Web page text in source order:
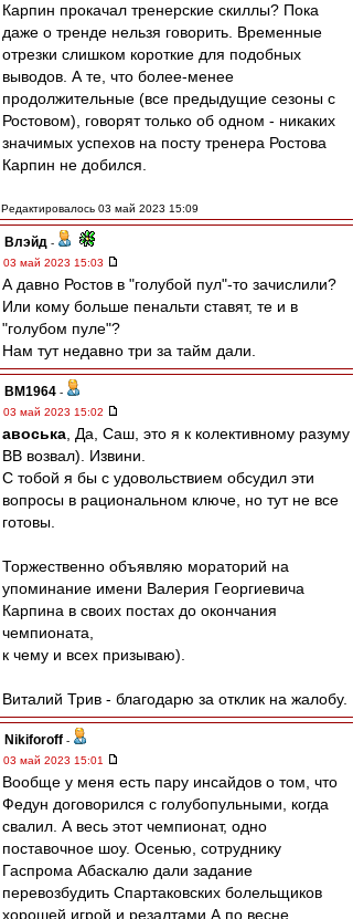
Карпин прокачал тренерские скиллы? Пока
даже о тренде нельзя говорить. Временные
отрезки слишком короткие для подобных
выводов. А те, что более-менее
продолжительные (все предыдущие сезоны с
Ростовом), говорят только об одном - никаких
значимых успехов на посту тренера Ростова
Карпин не добился.
Редактировалось 03 май 2023 15:09
Влэйд -
03 май 2023 15:03
А давно Ростов в "голубой пул"-то зачислили?
Или кому больше пенальти ставят, те и в
"голубом пуле"?
Нам тут недавно три за тайм дали.
BM1964 -
03 май 2023 15:02
авоська , Да, Саш, это я к колективному разуму
ВВ возвал). Извини.
С тобой я бы с удовольствием обсудил эти
вопросы в рациональном ключе, но тут не все
готовы.
Торжественно объявляю мораторий на
упоминание имени Валерия Георгиевича
Карпина в своих постах до окончания
чемпионата,
к чему и всех призываю).
Виталий Трив - благодарю за отклик на жалобу.
Nikiforoff -
03 май 2023 15:01
Вообще у меня есть пару инсайдов о том, что
Федун договорился с голубопульными, когда
свалил. А весь этот чемпионат, одно
поставочное шоу. Осенью, сотруднику
Гаспрома Абаскалю дали задание
перевозбудить Спартаковских болельщиков
хорошей игрой и резалтами.А по весне